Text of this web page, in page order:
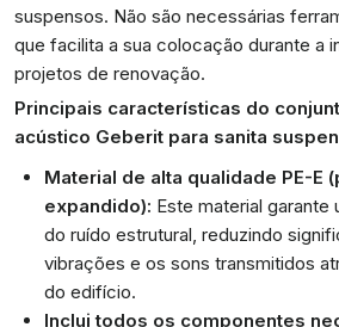
suspensos. Não são necessárias
que facilita a sua colocação durante a
projetos de renovação.
Principais características do
acústico Geberit para sanita
Material de alta qualidade PE-E
expandido): Este material garante
do ruído estrutural, reduzindo
vibrações e os sons transmitidos
do edifício.
Inclui todos os componentes